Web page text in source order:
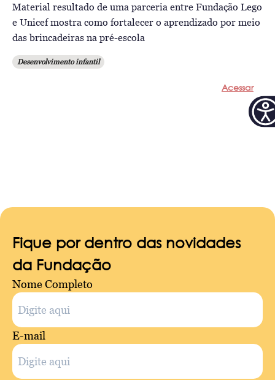
Material resultado de uma parceria entre Fundação Lego
e Unicef mostra como fortalecer o aprendizado por meio
das brincadeiras na pré-escola
Desenvolvimento infantil
Acessar
Fique por dentro das novidades
da Fundação
Nome Completo
E-mail